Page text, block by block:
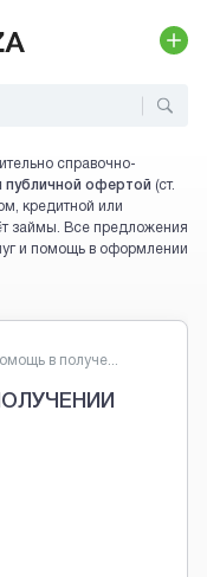
справочно-
публичной офертой (ст.
кредитной или
займы. Все предложения
и помощь в оформлении
в получе...